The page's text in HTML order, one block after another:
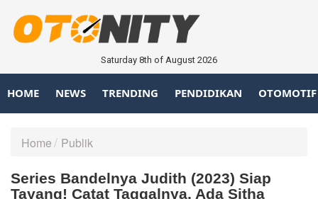
Saturday 8th of August 2026
HOME NEWS TRENDING PENDIDIKAN OTOMOTIF
Home Publik
Series Bandelnya Judith (2023) Siap
Tayang! Catat Taggalnya, Ada Sitha